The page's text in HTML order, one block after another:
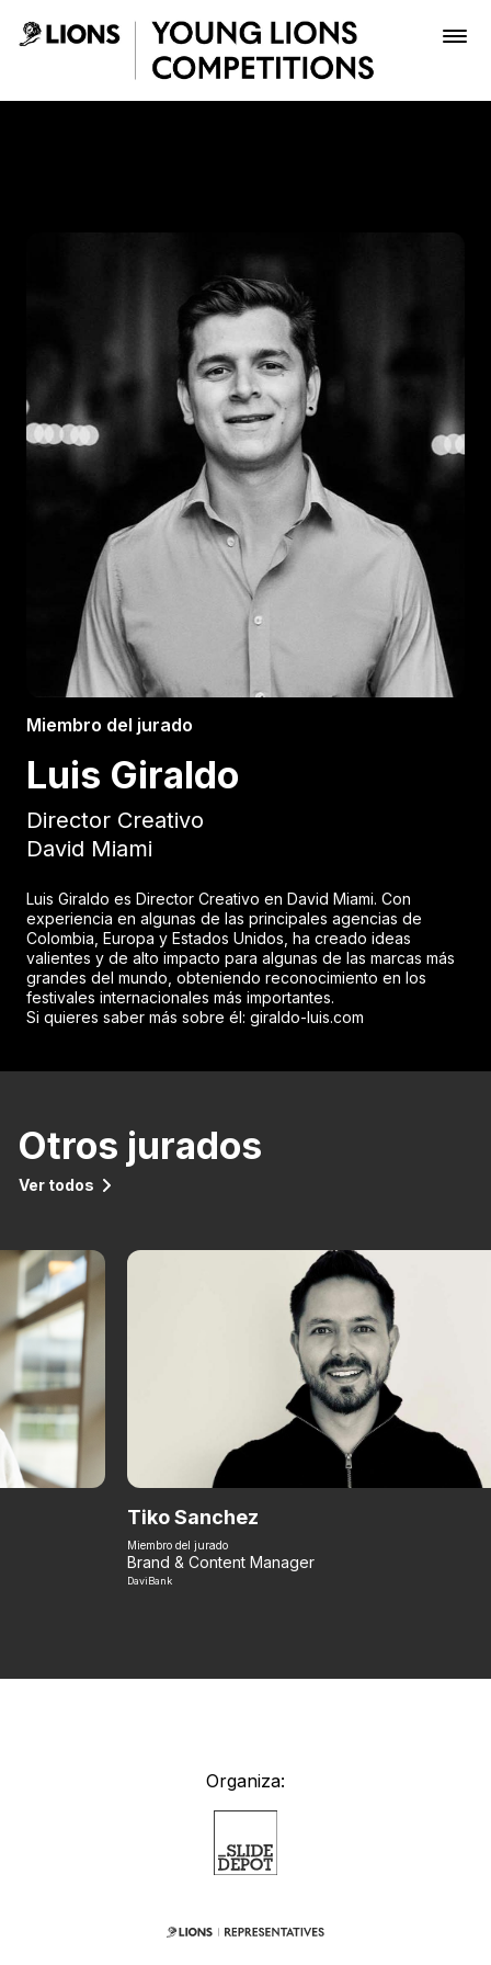
Saltar al contenido principal
Inscribir
Boletería
Miembro del jurado
Luis Giraldo
Director Creativo
David Miami
Luis Giraldo es Director Creativo en David Miami. Con
experiencia en algunas de las principales agencias de
Colombia, Europa y Estados Unidos, ha creado ideas
valientes y de alto impacto para algunas de las marcas más
grandes del mundo, obteniendo reconocimiento en los
festivales internacionales más importantes.
Si quieres saber más sobre él: giraldo-luis.com
Otros jurados
Ver todos
Tiko Sanchez
Miembro del jurado
Brand & Content Manager
DaviBank
Organiza: